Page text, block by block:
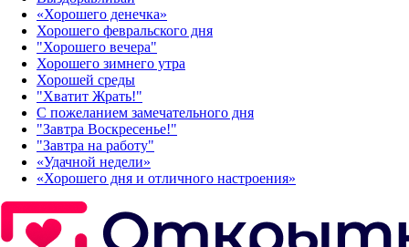
«‎Хорошего денечка»‎
Хорошего февральского дня
"Хорошего вечера"
Хорошего зимнего утра
Хорошей среды
"Хватит Жрать!"
С пожеланием замечательного дня
"Завтра Воскресенье!"
"Завтра на работу"
«Удачной недели»‎
«Хорошего дня и отличного настроения»‎